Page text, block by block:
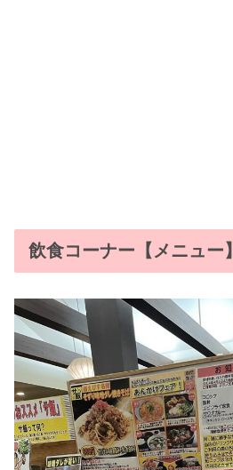
飲食コーナー【メニュー】